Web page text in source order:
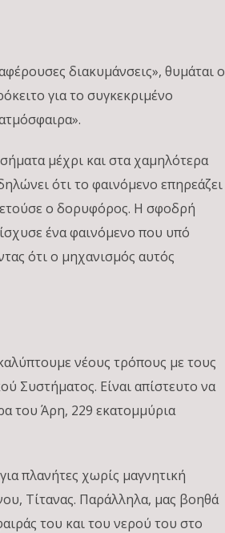
διακυμάνσεις», θυμάται ο
για το συγκεκριμένο
μέχρι και στα χαμηλότερα
ότι το φαινόμενο επηρεάζει
ο δορυφόρος. Η σφοδρή
ένα φαινόμενο που υπό
ότι ο μηχανισμός αυτός
νέους τρόπους με τους
Συστήματος. Είναι απίστευτο να
του Άρη, 229 εκατομμύρια
πλανήτες χωρίς μαγνητική
Τίτανας. Παράλληλα, μας βοηθά
του και του νερού του στο